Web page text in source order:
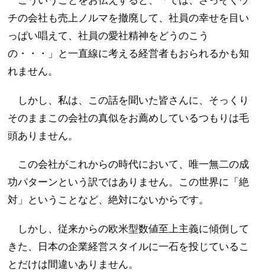
チの会社も売上ノルマを撤廃して、社員の幸せを目い
っぱい唱えて、社員の愛社精神をどうのこう
の・・・」と一直線に考える経営者もおられるかも知
れません。
しかし、私は、この話を聞いた皆さんに、そっくり
そのままこの会社の真似をお薦めしているつもりは毛
頭ありません。
この会社がこれからの時代において、唯一無二の成
功パターンという訳ではありません。この世界に「絶
対」ということなど、絶対にないからです。
しかし、従来からの欧米型数値至上主義に傾倒して
きた、日本の企業経営スタイルに一石を投じているこ
とだけは間違いありません。